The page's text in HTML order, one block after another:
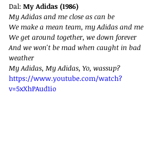
Dal: My Adidas (1986)
My Adidas and me close as can be
We make a mean team, my Adidas and me
We get around together, we down forever
And we won't be mad when caught in bad
weather
My Adidas, My Adidas, Yo, wassup?
https://www.youtube.com/watch?
v=5xXhPAud1io